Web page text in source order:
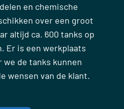
en chemische
over een groot
altijd ca. 600 tanks op
Er is een werkplaats
we de tanks kunnen
wensen van de klant.